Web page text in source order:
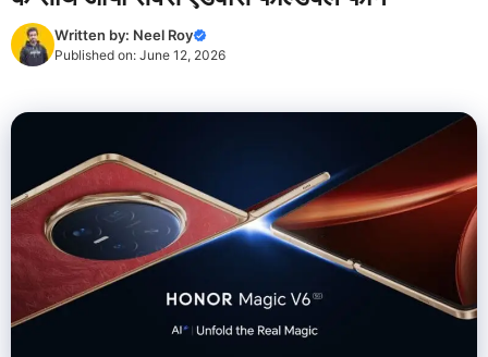
Written by: Neel Roy
Published on: June 12, 2026